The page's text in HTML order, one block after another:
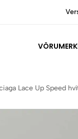
Lace Up Speed